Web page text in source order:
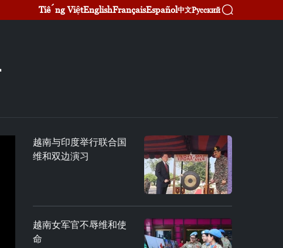
Tiếng ViệtEnglishFrançaisEspañol中文Русский
越南与印度举行联合国
维和双边演习
越南女军官不辱维和使
命